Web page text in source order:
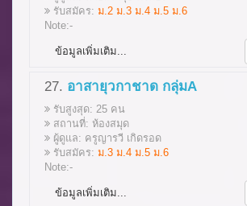
รับสมัคร: ม.2 ม.3 ม.4 ม.5 ม.6
Note:-
ข้อมูลเพิ่มเติม...
27. อาสายุวกาชาด กลุ่มA
รับสูงสุด: 25 คน
สถานที่: ห้องสมุด
ผู้ดูแล: ครูญารวี เกิดรอด
รับสมัคร: ม.3 ม.4 ม.5 ม.6
Note:-
ข้อมูลเพิ่มเติม...